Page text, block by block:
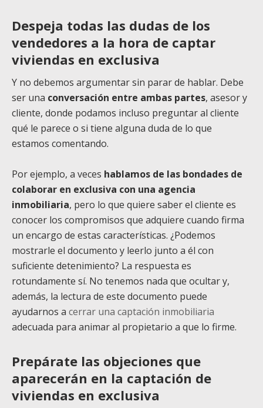
Despeja todas las dudas de los
vendedores a la hora de captar
viviendas en exclusiva
Y no debemos argumentar sin parar de hablar. Debe
ser una conversación entre ambas partes, asesor y
cliente, donde podamos incluso preguntar al cliente
qué le parece o si tiene alguna duda de lo que
estamos comentando.
Por ejemplo, a veces hablamos de las bondades de
colaborar en exclusiva con una agencia
inmobiliaria, pero lo que quiere saber el cliente es
conocer los compromisos que adquiere cuando firma
un encargo de estas características. ¿Podemos
mostrarle el documento y leerlo junto a él con
suficiente detenimiento? La respuesta es
rotundamente sí. No tenemos nada que ocultar y,
además, la lectura de este documento puede
ayudarnos a cerrar una captación inmobiliaria
adecuada para animar al propietario a que lo firme.
Prepárate las objeciones que
aparecerán en la captación de
viviendas en exclusiva